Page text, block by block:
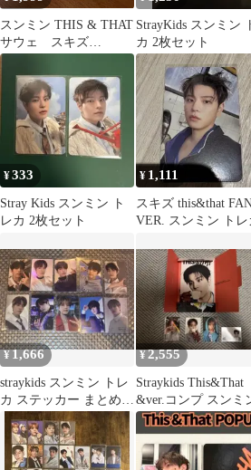
スンミン THIS & THAT
サウェ スキズ
soundwave トレカ
StrayKids スンミン
カ 2枚セット
¥333
Stray Kids スンミン ト
レカ 2枚セット
¥ 1,111
スキズ this&that
VER. スンミン トレ
¥1,666
straykids スンミン トレ
カ ステッカー まとめ売
り セット
¥2,555
Straykids This&That
&ver.コンプ スンミ